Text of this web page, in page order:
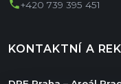
phone+420 739 395 451
KONTAKTNÍ A